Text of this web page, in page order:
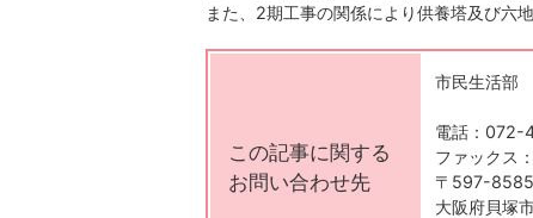
また、2期工事の関係により供養塔及び六
この記事に関する
お問い合わせ先
市民生活部
電話：072-
ファックス
〒597-8585
大阪府貝塚